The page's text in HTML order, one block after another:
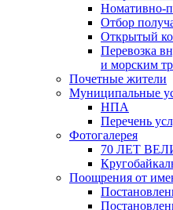
Номативно-
Отбор
Открытый
Перевозка
и морским
Почетные жители
Муниципальные
НПА
Перечень
Фотогалерея
70 ЛЕТ
Поощрения от